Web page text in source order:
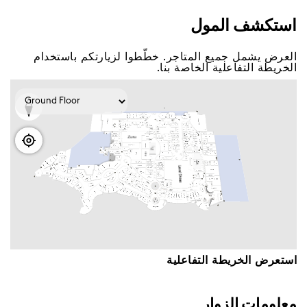
اﺳﺘﻜﺸﻒ اﻟﻤﻮﻝ
اﻟﻌﺮﺽ ﻳﺸﻤﻞ ﺟﻤﻴﻊ اﻟﻤﺘﺎﺟﺮ. ﺧﻄّﻄﻮا ﻟﺰﻳﺎﺭﺗﻜﻢ ﺑﺎﺳﺘﺨﺪاﻡ
اﻟﺨﺮﻳﻄﺔ اﻟﺘﻔﺎﻋﻠﻴﺔ اﻟﺨﺎﺻﺔ ﺑﻨﺎ.
اﺳﺘﻌﺮﺽ اﻟﺨﺮﻳﻄﺔ اﻟﺘﻔﺎﻋﻠﻴﺔ